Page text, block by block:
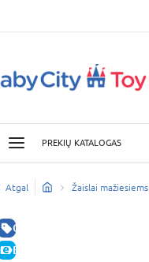
PREKIŲ KATALOGAS
Atgal Žaislai mažiesiems
GERA KAINA
E-KAINA